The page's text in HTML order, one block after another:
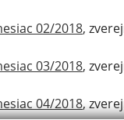
02/2018,
03/2018,
04/2018,